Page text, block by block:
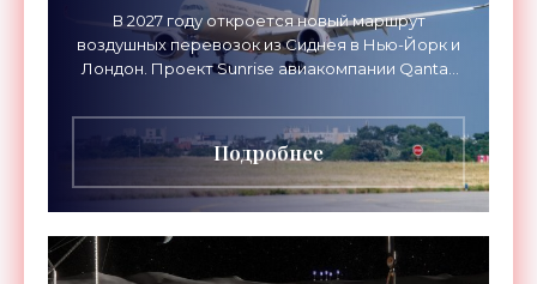
В 2027 году откроется новый маршрут
воздушных перевозок из Сиднея в Нью-Йорк и
Лондон. Проект Sunrise авиакомпании Qantas
длительностью до 24
Подробнее